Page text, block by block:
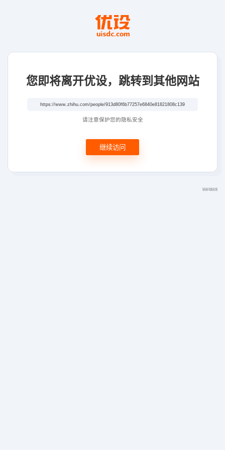
您即将离开优设，跳转到其他网站
请注意保护您的隐私安全
继续访问
链接问题反馈